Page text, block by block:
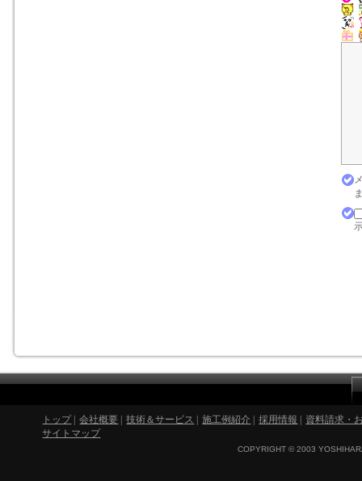
トップ| 会社概要 技術＆サービス 施工例紹介 採用情報
資料請求・
サイトマップ
COPYRIGHT © 2003